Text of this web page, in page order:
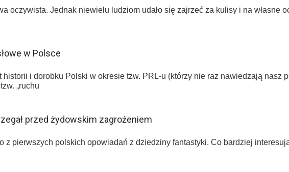
oczywista. Jednak niewielu ludziom udało się zajrzeć za kulisy i na własne
w Polsce
historii i dorobku Polski w okresie tzw. PRL-u (którzy nie raz nawiedzają nasz
„ruchu
przed żydowskim zagrożeniem
z pierwszych polskich opowiadań z dziedziny fantastyki. Co bardziej